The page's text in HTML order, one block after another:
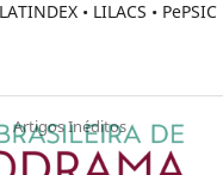
• LILACS • PePSIC
Artigos Inéditos